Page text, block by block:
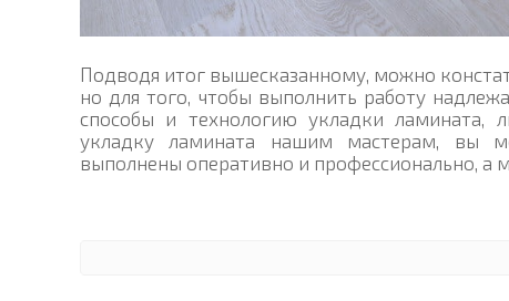
Подводя итог вышесказанному, можно
но для того, чтобы выполнить работу
способы и технологию укладки ламината,
укладку ламината нашим мастерам, вы
выполнены оперативно и профессионально, а